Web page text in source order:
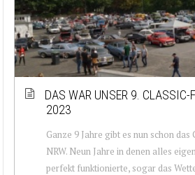
DAS WAR UNSER 9. CLASSIC-
2023
Ganze 9 Jahre gibt es nun schon
NRW. Neun Jahre in denen alles
perfekt funktionierte, sogar das